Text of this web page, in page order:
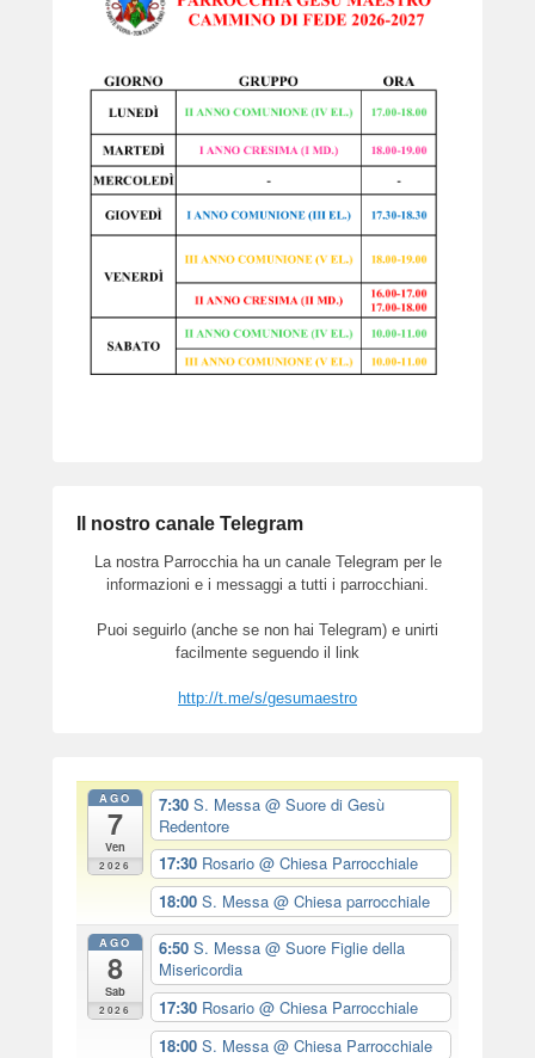
Il nostro canale Telegram
La nostra Parrocchia ha un canale Telegram per le
informazioni e i messaggi a tutti i parrocchiani.
Puoi seguirlo (anche se non hai Telegram) e unirti
facilmente seguendo il link
http://t.me/s/gesumaestro
AGO
7
Ven
2026
7:30 S. Messa @ Suore di Gesù
Redentore
17:30 Rosario @ Chiesa Parrocchiale
18:00 S. Messa @ Chiesa parrocchiale
AGO
8
Sab
2026
6:50 S. Messa @ Suore Figlie della
Misericordia
17:30 Rosario @ Chiesa Parrocchiale
18:00 S. Messa @ Chiesa Parrocchiale